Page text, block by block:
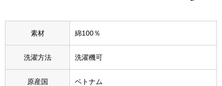
Miss Kyouko／ミスキョウコ
財布／コイン
革小物
ポーチ
素材 綿100％
洗濯方法 洗濯機可
原産国 ベトナム